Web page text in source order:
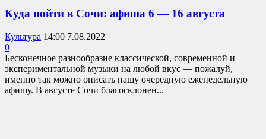
Куда пойти в Сочи: афиша 6 — 16 августа
Культура 14:00 7.08.2022
0
Бесконечное разнообразие классической, современной и
экспериментальной музыки на любой вкус — пожалуй,
именно так можно описать нашу очередную еженедельную
афишу. В августе Сочи благосклонен...